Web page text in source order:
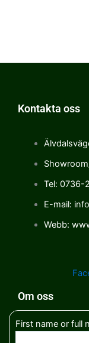
Kontakta oss
Tel: 0736-
E-mail:
Webb:
Om oss
First name or full